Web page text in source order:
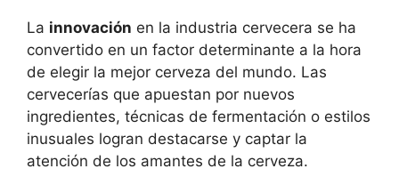
La innovación en la industria cervecera se ha
convertido en un factor determinante a la hora
de elegir la mejor cerveza del mundo. Las
cervecerías que apuestan por nuevos
ingredientes, técnicas de fermentación o estilos
inusuales logran destacarse y captar la
atención de los amantes de la cerveza.